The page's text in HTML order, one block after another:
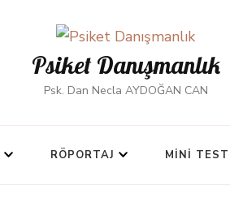
Psiket Danışmanlık
Psk. Dan Necla AYDOĞAN CAN
RÖPORTAJ MINI TEST